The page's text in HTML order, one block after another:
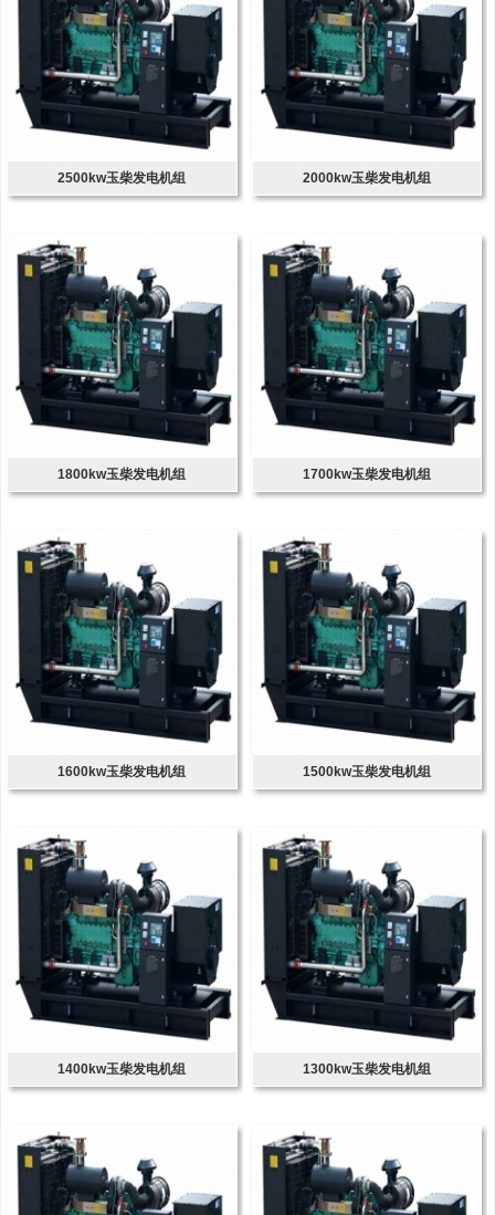
2500kw玉柴发电机组 2000kw玉柴发电机组
1800kw玉柴发电机组 1700kw玉柴发电机组
1600kw玉柴发电机组 1500kw玉柴发电机组
1400kw玉柴发电机组 1300kw玉柴发电机组